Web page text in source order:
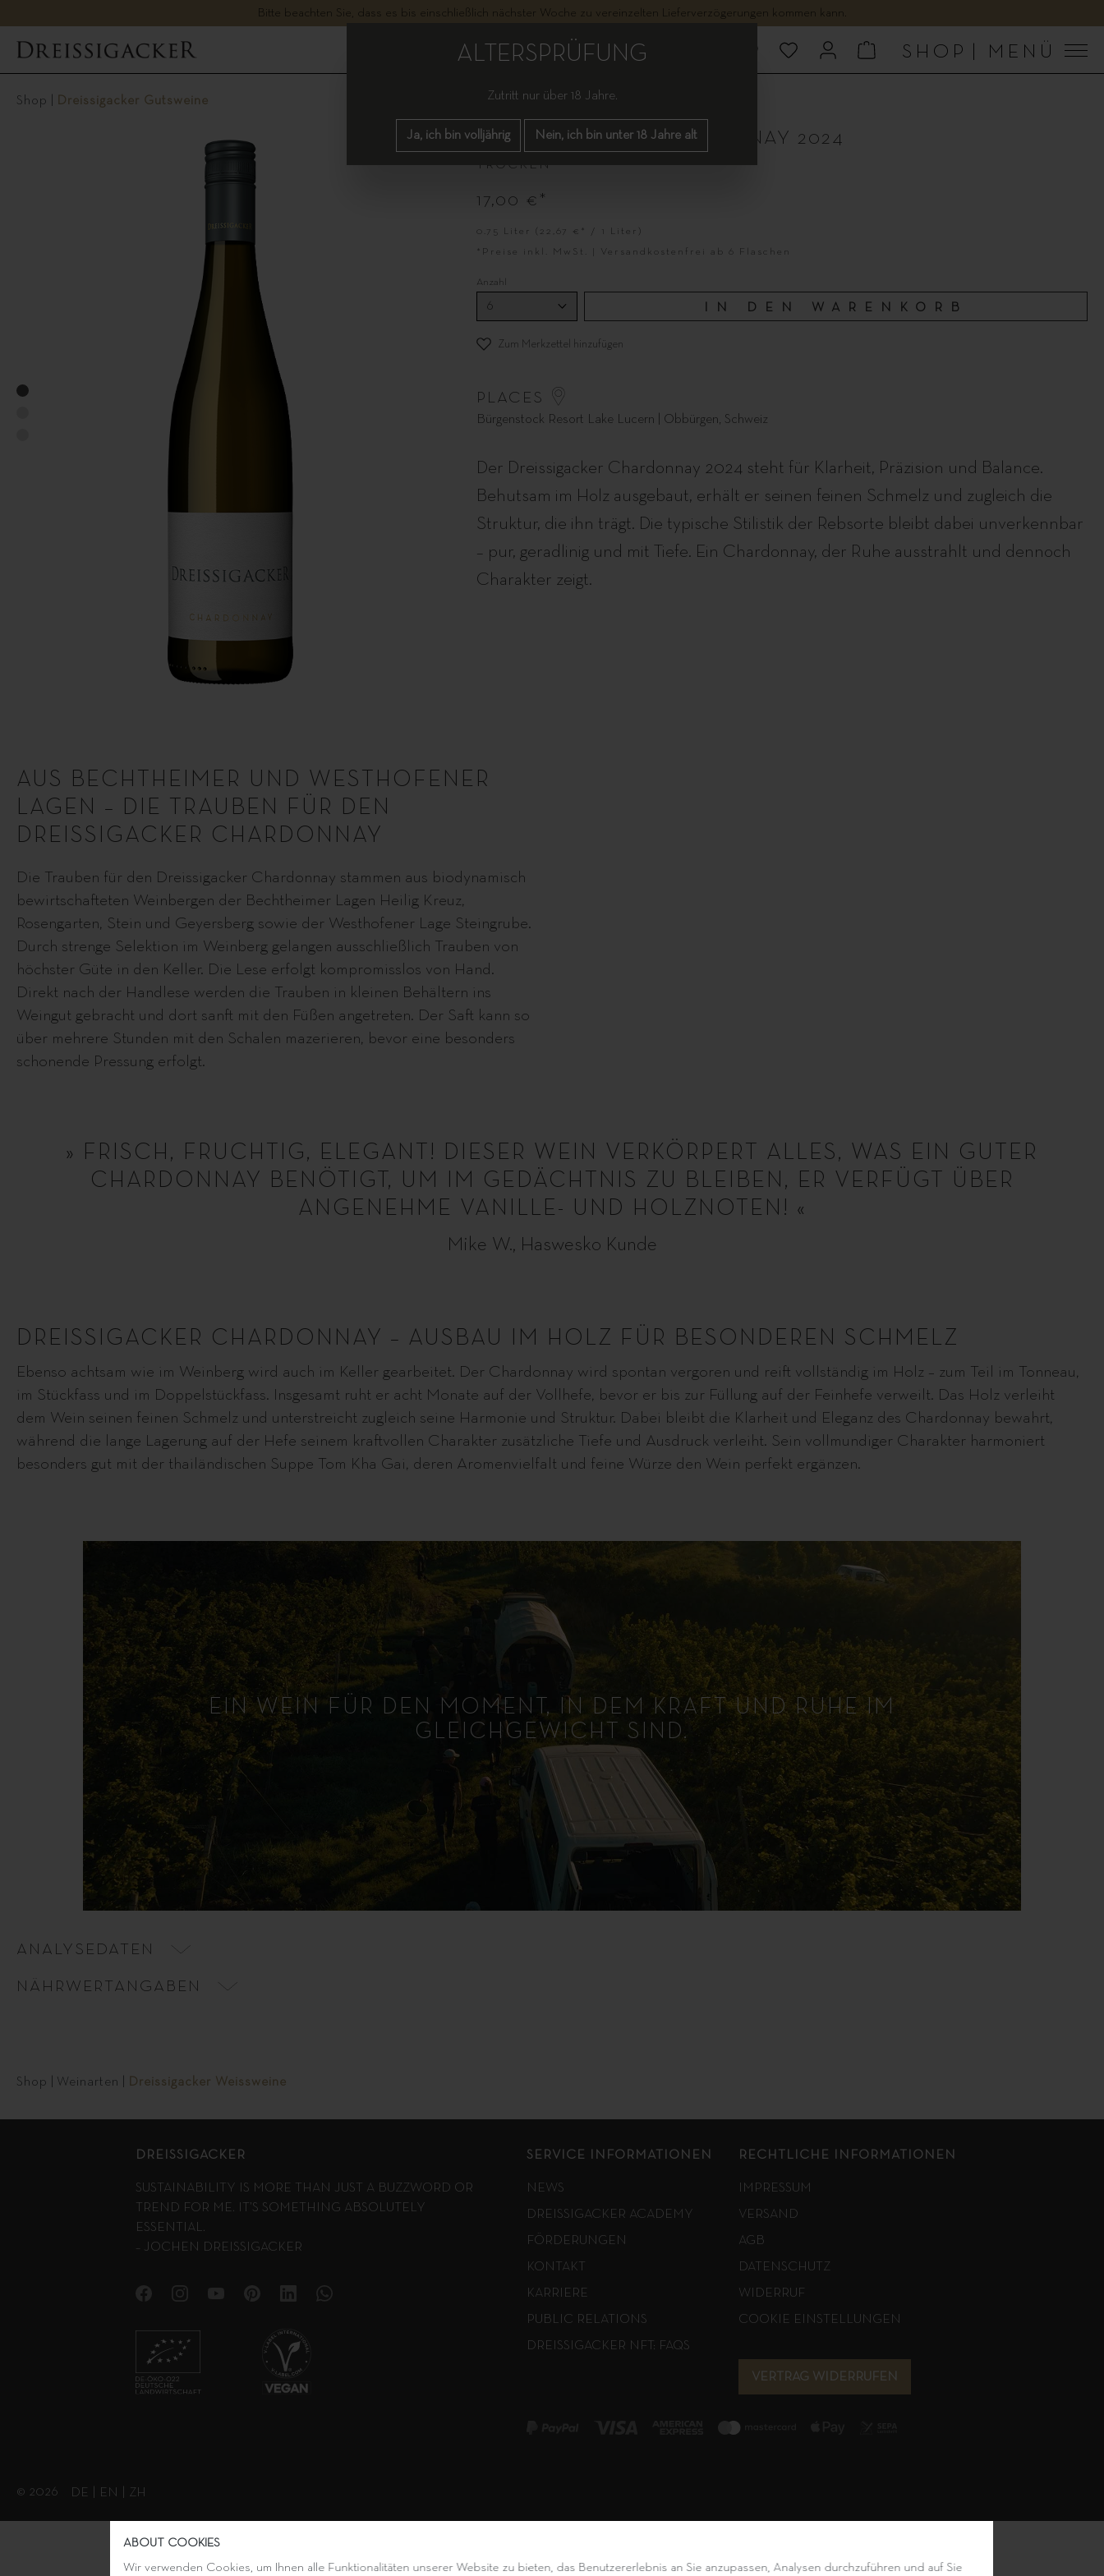
Bitte beachten Sie, dass es bis einschließlich nächster Woche zu vereinzelten Lieferverzögerungen kommen kann.
ALTERSPRÜFUNG
Zutritt nur über 18 Jahre.
Ja, ich bin volljährig Nein, ich bin unter 18 Jahre alt
SHOP MENÜ
Shop Dreissigacker Gutsweine
DREISSIGACKER CHARDONNAY 2024
TROCKEN
17,00 €*
0.75 Liter (22,67 €* / 1 Liter)
*Preise inkl. MwSt. | Versandkostenfrei ab 6 Flaschen
Anzahl
IN DEN WARENKORB
Zum Merkzettel hinzufügen
PLACES
Bürgenstock Resort Lake Lucern | Obbürgen, Schweiz
Der Dreissigacker Chardonnay 2024 steht für Klarheit, Präzision und Balance.
Behutsam im Holz ausgebaut, erhält er seinen feinen Schmelz und zugleich die
Struktur, die ihn trägt. Die typische Stilistik der Rebsorte bleibt dabei unverkennbar
– pur, geradlinig und mit Tiefe. Ein Chardonnay, der Ruhe ausstrahlt und dennoch
Charakter zeigt.
AUS BECHTHEIMER UND WESTHOFENER
LAGEN – DIE TRAUBEN FÜR DEN
DREISSIGACKER CHARDONNAY
Die Trauben für den Dreissigacker Chardonnay stammen aus biodynamisch
bewirtschafteten Weinbergen der Bechtheimer Lagen Heilig Kreuz,
Rosengarten, Stein und Geyersberg sowie der Westhofener Lage Steingrube.
Durch strenge Selektion im Weinberg gelangen ausschließlich Trauben von
höchster Güte in den Keller. Die Lese erfolgt kompromisslos von Hand.
Direkt nach der Handlese werden die Trauben in kleinen Behältern ins
Weingut gebracht und dort sanft mit den Füßen angetreten. Der Saft kann so
über mehrere Stunden mit den Schalen mazerieren, bevor eine besonders
schonende Pressung erfolgt.
» FRISCH, FRUCHTIG, ELEGANT! DIESER WEIN VERKÖRPERT ALLES, WAS EIN GUTER
CHARDONNAY BENÖTIGT, UM IM GEDÄCHTNIS ZU BLEIBEN, ER VERFÜGT ÜBER
ANGENEHME VANILLE- UND HOLZNOTEN! «
Mike W., Haswesko Kunde
DREISSIGACKER CHARDONNAY – AUSBAU IM HOLZ FÜR BESONDEREN SCHMELZ
Ebenso achtsam wie im Weinberg wird auch im Keller gearbeitet. Der Chardonnay wird spontan vergoren und reift vollständig im Holz – zum Teil im Tonneau,
im Stückfass und im Doppelstückfass. Insgesamt ruht er acht Monate auf der Vollhefe, bevor er bis zur Füllung auf der Feinhefe verweilt. Das Holz verleiht
dem Wein seinen feinen Schmelz und unterstreicht zugleich seine Harmonie und Struktur. Dabei bleibt die Klarheit und Eleganz des Chardonnay bewahrt,
während die lange Lagerung auf der Hefe seinem kraftvollen Charakter zusätzliche Tiefe und Ausdruck verleiht. Sein vollmundiger Charakter harmoniert
besonders gut mit der thailändischen Suppe Tom Kha Gai, deren Aromenvielfalt und feine Würze den Wein perfekt ergänzen.
EIN WEIN FÜR DEN MOMENT, IN DEM KRAFT UND RUHE IM
GLEICHGEWICHT SIND.
ANALYSEDATEN
NÄHRWERTANGABEN
Shop Weinarten Dreissigacker Weissweine
DREISSIGACKER
SUSTAINABILITY IS MORE THAN JUST A BUZZWORD OR
TREND FOR ME. IT’S SOMETHING ABSOLUTELY
ESSENTIAL.
– JOCHEN DREISSIGACKER
SERVICE INFORMATIONEN
NEWS
DREISSIGACKER ACADEMY
FÖRDERUNGEN
KONTAKT
KARRIERE
PUBLIC RELATIONS
DREISSIGACKER NFT: FAQS
RECHTLICHE INFORMATIONEN
IMPRESSUM
VERSAND
AGB
DATENSCHUTZ
WIDERRUF
COOKIE EINSTELLUNGEN
VERTRAG WIDERRUFEN
© 2026 DE EN ZH
ABOUT COOKIES
Wir verwenden Cookies, um Ihnen alle Funktionalitäten unserer Website zu bieten, das Benutzererlebnis an Sie anzupassen, Analysen durchzuführen und auf Sie